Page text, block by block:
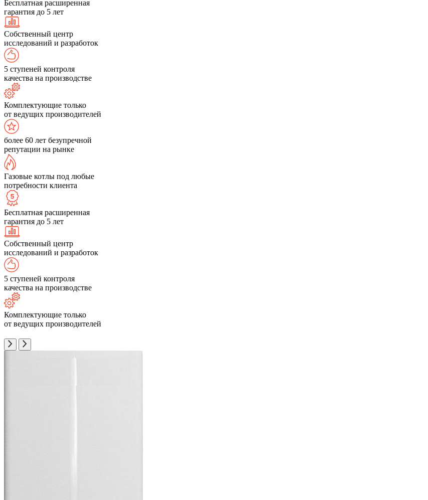
Бесплатная расширенная
гарантия до 5 лет
Собственный центр
исследований и разработок
5 ступеней контроля
качества на производстве
Комплектующие только
от ведущих производителей
более 60 лет безупречной
репутации на рынке
Газовые котлы под любые
потребности клиента
Бесплатная расширенная
гарантия до 5 лет
Собственный центр
исследований и разработок
5 ступеней контроля
качества на производстве
Комплектующие только
от ведущих производителей